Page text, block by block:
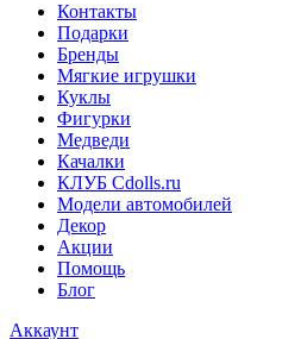
Контакты
Подарки
Бренды
Мягкие игрушки
Куклы
Фигурки
Медведи
Качалки
КЛУБ Cdolls.ru
Модели автомобилей
Декор
Акции
Помощь
Блог
Аккаунт